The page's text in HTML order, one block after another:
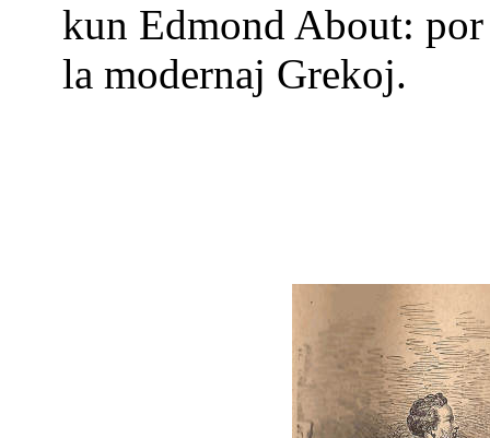
kun Edmond About:
la modernaj Grekoj.